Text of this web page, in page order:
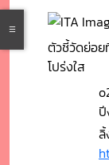
ตัวชี้วัดย่อย
โปร่งใส
ลิ้